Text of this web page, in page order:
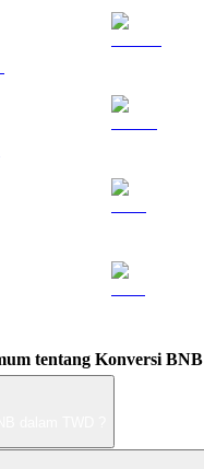
tentang Konversi BNB